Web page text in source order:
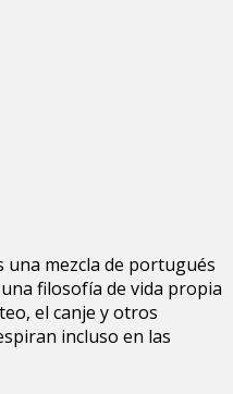
una mezcla de portugués
filosofía de vida propia
el canje y otros
incluso en las